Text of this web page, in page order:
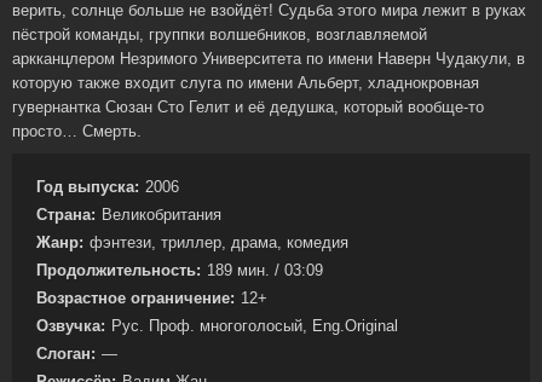
верить, солнце больше не взойдёт! Судьба этого мира лежит в руках
пёстрой команды, группки волшебников, возглавляемой
аркканцлером Незримого Университета по имени Наверн Чудакули, в
которую также входит слуга по имени Альберт, хладнокровная
гувернантка Сюзан Сто Гелит и её дедушка, который вообще-то
просто… Смерть.
Год выпуска: 2006
Страна: Великобритания
Жанр: фэнтези, триллер, драма, комедия
Продолжительность: 189 мин. / 03:09
Возрастное ограничение: 12+
Озвучка: Рус. Проф. многоголосый, Eng.Original
Слоган: —